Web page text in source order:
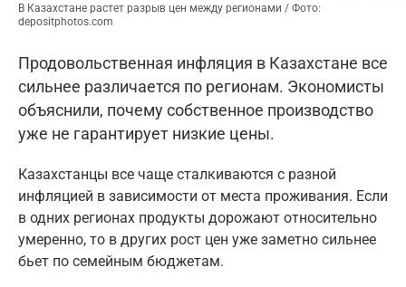
B Казахстане растет разрыв цен между регионами / Фото:
depositphotos.com
Продовольственная инфляция в Казахстане все
сильнее различается по регионам. Экономисты
объяснили, почему собственное производство
уже не гарантирует низкие цены.
Казахстанцы все чаще сталкиваются с разной
инфляцией в зависимости от места проживания. Если
в одних регионах продукты дорожают относительно
умеренно, то в других рост цен уже заметно сильнее
бьет по семейным бюджетам.